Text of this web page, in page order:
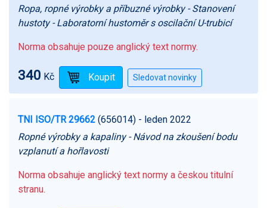
Ropa, ropné výrobky a příbuzné výrobky - Stanovení
hustoty - Laboratorní hustoměr s oscilační U-trubicí
Norma obsahuje pouze anglický text normy.
340 Kč
TNI ISO/TR 29662 (656014) - leden 2022
Ropné výrobky a kapaliny - Návod na zkoušení bodu
vzplanutí a hořlavosti
Norma obsahuje anglický text normy a českou titulní
stranu.